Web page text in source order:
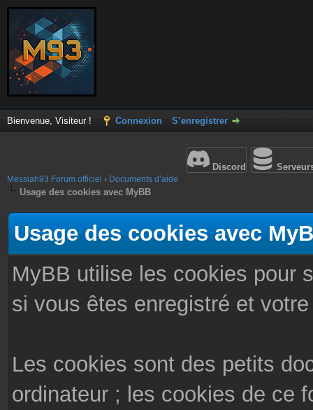
Bienvenue, Visiteur ! Connexion S’enregistrer
Discord
Messiah93 Forum officiel › Documents d’aide
Usage des cookies avec MyBB
Usage des cookies avec
MyBB utilise les cookies pour
si vous êtes enregistré et
Les cookies sont des petits
ordinateur ; les cookies de ce